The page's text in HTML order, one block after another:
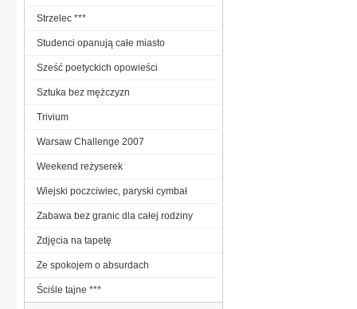
Strzelec ***
Studenci opanują całe miasto
Sześć poetyckich opowieści
Sztuka bez mężczyzn
Trivium
Warsaw Challenge 2007
Weekend reżyserek
Wiejski poczciwiec, paryski cymbał
Zabawa bez granic dla całej rodziny
Zdjęcia na tapetę
Ze spokojem o absurdach
Ściśle tajne ***